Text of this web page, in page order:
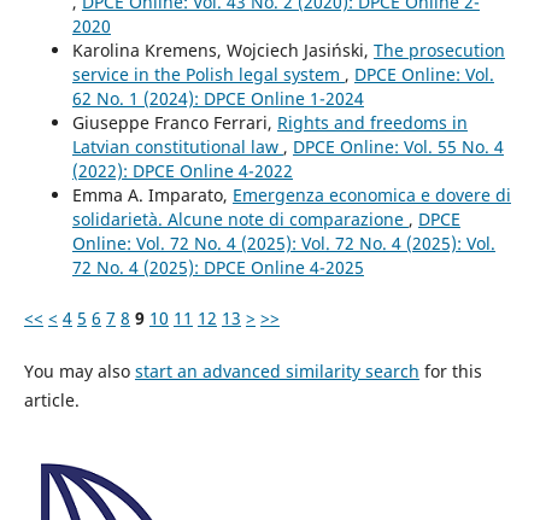
2020
Karolina Kremens, Wojciech Jasiński, The prosecution
service in the Polish legal system , DPCE Online: Vol.
62 No. 1 (2024): DPCE Online 1-2024
Giuseppe Franco Ferrari, Rights and freedoms in
Latvian constitutional law , DPCE Online: Vol. 55 No. 4
(2022): DPCE Online 4-2022
Emma A. Imparato, Emergenza economica e dovere di
solidarietà. Alcune note di comparazione , DPCE
Online: Vol. 72 No. 4 (2025): Vol. 72 No. 4 (2025): Vol.
72 No. 4 (2025): DPCE Online 4-2025
<< < 4 5 6 7 8 9 10 11 12 13 > >>
You may also start an advanced similarity search for this
article.